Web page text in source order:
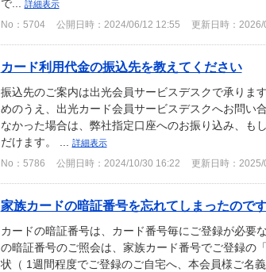
で...
詳細表示
No：5704 公開日時：2024/06/12 12:55 更新日時：
カード利用代金の振込先を教えてください
振込先のご案内は出光会員サービスデスクで承りま
めのうえ、出光カード会員サービスデスクへお問い
なかった場合は、弊社指定口座へのお振り込み、も
だけます。 ...
詳細表示
No：5786 公開日時：2024/10/30 16:22 更新日時：
家族カードの暗証番号を忘れてしまったので
カードの暗証番号は、カード番号毎にご登録が必要
の暗証番号のご照会は、家族カード番号でご登録の
状（ 1週間程度でご登録のご自宅へ、本会員様ご名